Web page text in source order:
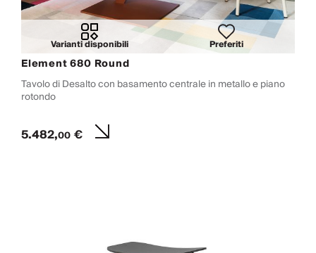
Varianti disponibili Preferiti
Element 680 Round
Tavolo di Desalto con basamento centrale in metallo e piano
rotondo
5.482,00€